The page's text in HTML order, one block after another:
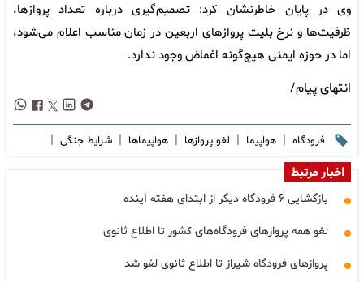
وی در پایان خاطرنشان کرد: تصمیم‌گیری درباره تعداد پروازها،
ظرفیت‌ها و نرخ بلیت پروازهای اربعین در زمان مناسب اعلام می‌شود،
اما در حوزه ایمنی هیچ‌گونه اغماض وجود ندارد.
انتهای پیام/
فرودگاه | هواپیما | لغو پروازها | هواپیماها | شرایط جنگی |
اخبار مرتبط
بازگشایی ۶ فرودگاه دیگر از ابتدای هفته آینده
لغو همه پروازهای فرودگاه‌های کشور تا اطلاع ثانوی
پروازهای فرودگاه شیراز تا اطلاع ثانوی لغو شد